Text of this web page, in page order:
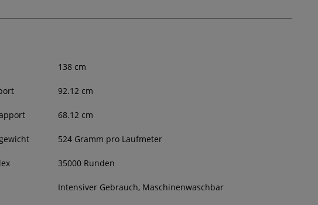
138 cm
92.12 cm
68.12 cm
524 Gramm pro Laufmeter
35000 Runden
Intensiver Gebrauch, Maschinenwaschbar